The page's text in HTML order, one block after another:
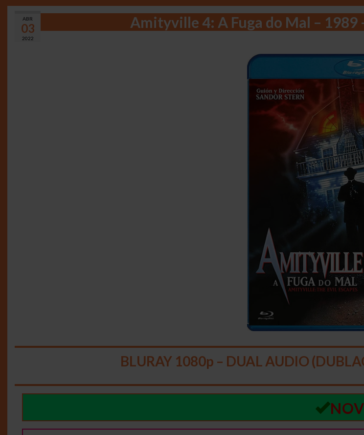
ABR
03
2022
Amityville 4: A Fuga do Mal –
BLURAY 1080p – DUAL AUDIO